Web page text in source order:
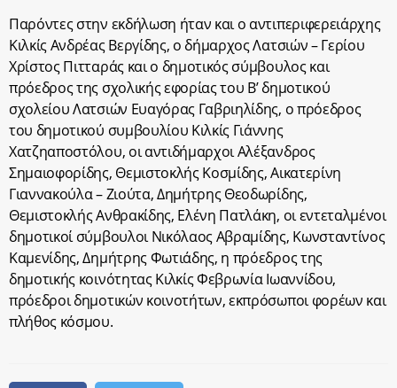
Παρόντες στην εκδήλωση ήταν και ο αντιπεριφερειάρχης
Κιλκίς Ανδρέας Βεργίδης, ο δήμαρχος Λατσιών – Γερίου
Χρίστος Πιτταράς και ο δημοτικός σύμβουλος και
πρόεδρος της σχολικής εφορίας του Β’ δημοτικού
σχολείου Λατσιών Ευαγόρας Γαβριηλίδης, ο πρόεδρος
του δημοτικού συμβουλίου Κιλκίς Γιάννης
Χατζηαποστόλου, οι αντιδήμαρχοι Αλέξανδρος
Σημαιοφορίδης, Θεμιστοκλής Κοσμίδης, Αικατερίνη
Γιαννακούλα – Ζιούτα, Δημήτρης Θεοδωρίδης,
Θεμιστοκλής Ανθρακίδης, Ελένη Πατλάκη, οι εντεταλμένοι
δημοτικοί σύμβουλοι Νικόλαος Αβραμίδης, Κωνσταντίνος
Καμενίδης, Δημήτρης Φωτιάδης, η πρόεδρος της
δημοτικής κοινότητας Κιλκίς Φεβρωνία Ιωαννίδου,
πρόεδροι δημοτικών κοινοτήτων, εκπρόσωποι φορέων και
πλήθος κόσμου.